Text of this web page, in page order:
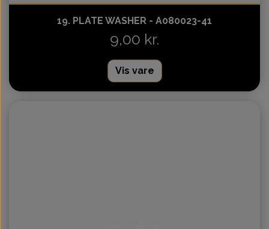
19. PLATE WASHER - A080023-41
9,00 kr.
Vis vare